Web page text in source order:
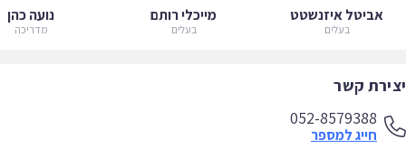
אביטל איזנשטט
בעלים
מייכלי רותם
בעלים
נועה כהן
מדריכה
קשר
052-8579388
חייג למספר